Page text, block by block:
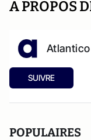
A PROPOS
SUIVRE
POPULAIRES